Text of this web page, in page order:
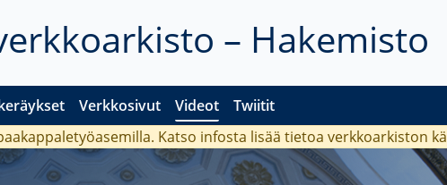
– Hakemisto
Verkkosivut Videot Twiitit
Katso infosta lisää tietoa verkkoarkiston